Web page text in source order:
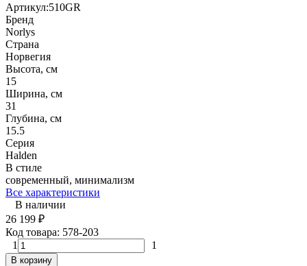
Артикул:510GR
Бренд
Norlys
Страна
Норвегия
Высота, см
15
Ширина, см
31
Глубина, см
15.5
Серия
Halden
В стиле
современный, минимализм
Все характеристики
В наличии
26 199 ₽
Код товара: 578-203
1
1
В корзину